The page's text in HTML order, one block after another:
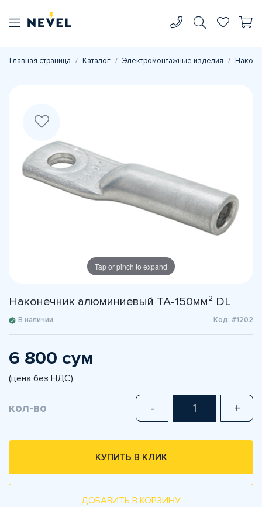
Главная страница Каталог Электромонтажные изделия
Tap or pinch to expand
Наконечник алюминиевый TA-150мм² DL
В наличии Код: #1202
6 800 сум
(цена без НДС)
кол-во - +
КУПИТЬ В КЛИК
ДОБАВИТЬ В КОРЗИНУ